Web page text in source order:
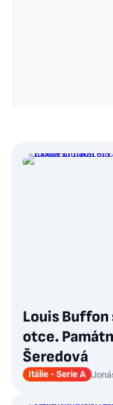
Louis
otce.
Šeredová
Itálie - Serie A